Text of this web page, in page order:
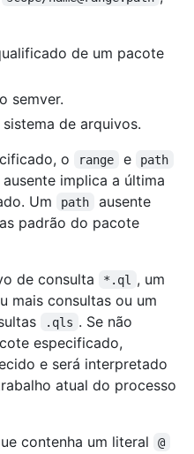
de um pacote
semver.
de arquivos.
o range e path
ausente implica a última
Um
path
ausente
padrão do pacote
de consulta *.ql
, um
mais consultas ou um
.qls . Se não
especificado,
e será interpretado
atual do processo
contenha um literal @